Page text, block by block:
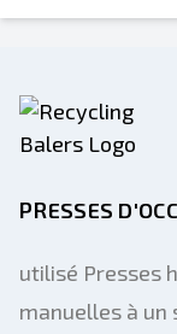
Nom complet
Adresse e-
Ton nom
PRESSES
utilisé Presses
manuelles à un